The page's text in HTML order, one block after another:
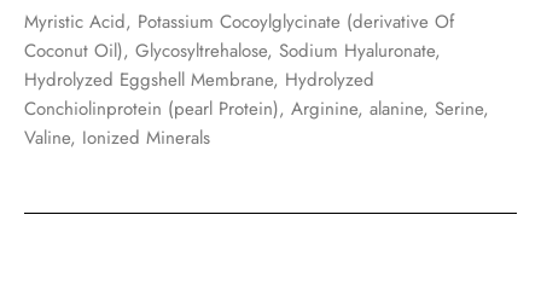
Myristic Acid, Potassium Cocoylglycinate (derivative Of
Coconut Oil), Glycosyltrehalose, Sodium Hyaluronate,
Hydrolyzed Eggshell Membrane, Hydrolyzed
Conchiolinprotein (pearl Protein), Arginine, alanine, Serine,
Valine, Ionized Minerals